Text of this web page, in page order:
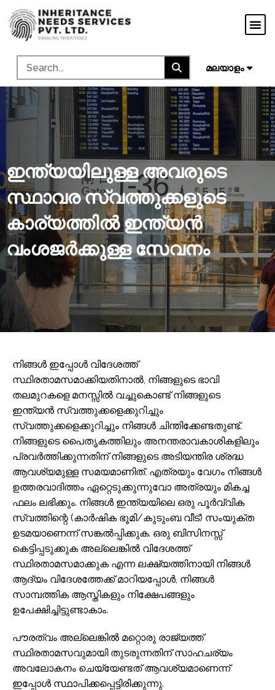
മലയാളം
தமிழ்
ഇന്ത്യയിലുള്ള അവരുടെ
സ്ഥാവര സ്വത്തുക്കളുടെ
കാര്യത്തിൽ ഇന്ത്യൻ
വംശജർക്കുള്ള സേവനം
നിങ്ങൾ ഇപ്പോൾ വിദേശത്ത്
സ്ഥിരതാമസമാക്കിയതിനാൽ, നിങ്ങളുടെ ഭാവി
തലമുറകളെ മനസ്സിൽ വച്ചുകൊണ്ട് നിങ്ങളുടെ
ഇന്ത്യൻ സ്വത്തുക്കളെക്കുറിച്ചും
സ്വത്തുക്കളെക്കുറിച്ചും നിങ്ങൾ ചിന്തിക്കേണ്ടതുണ്ട്.
നിങ്ങളുടെ പൈതൃകത്തിലും അനന്തരാവകാശികളിലും
പ്രവർത്തിക്കുന്നതിന് നിങ്ങളുടെ അടിയന്തിര ശ്രദ്ധ
ആവശ്യമുള്ള സമയമാണിത്. എത്രയും വേഗം നിങ്ങൾ
ഉത്തരവാദിത്തം ഏറ്റെടുക്കുന്നുവോ അത്രയും മികച്ച
ഫലം ലഭിക്കും. നിങ്ങൾ ഇന്ത്യയിലെ ഒരു പൂർവ്വിക
സ്വത്തിന്റെ (കാർഷിക ഭൂമി/കുടുംബ വീട്) സംയുക്ത
ഉടമയാണെന്ന് സങ്കൽപ്പിക്കുക. ഒരു ബിസിനസ്സ്
കെട്ടിപ്പടുക്കുക അല്ലെങ്കിൽ വിദേശത്ത്
സ്ഥിരതാമസമാക്കുക എന്ന ലക്ഷ്യത്തിനായി നിങ്ങൾ
ആദ്യം വിദേശത്തേക്ക് മാറിയപ്പോൾ, നിങ്ങൾ
സാമ്പത്തിക ആസ്തികളും നിക്ഷേപങ്ങളും
ഉപേക്ഷിച്ചിട്ടുണ്ടാകാം.
പൗരത്വം അല്ലെങ്കിൽ മറ്റൊരു രാജ്യത്ത്
സ്ഥിരതാമസവുമായി തുടരുന്നതിന് സാഹചര്യം
അവലോകനം ചെയ്യേണ്ടത് ആവശ്യമാണെന്ന്
ഇപ്പോൾ സ്ഥാപിക്കപ്പെട്ടിരിക്കുന്നു.